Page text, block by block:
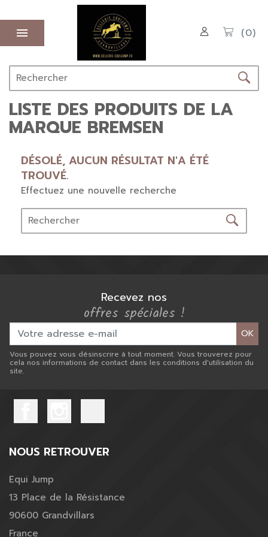
 (0)
LISTE DES PRODUITS DE LA
MARQUE BREMSEN
DÉSOLÉ, AUCUN RÉSULTAT N'A ÉTÉ
TROUVÉ.
Effectuez une nouvelle recherche
Recevez nos
offres spéciales !
OK
Vous pouvez vous désinscrire à tout moment. Vous trouverez pour
cela nos informations de contact dans les conditions d'utilisation du
site.
NOUS RETROUVER
Equi Jump
13 Place de la Résistance
90600 Grandvillars
France